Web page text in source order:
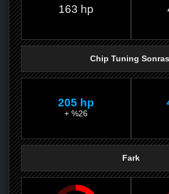
163 hp
Chip Tuning
205 hp
+ %26
Fark